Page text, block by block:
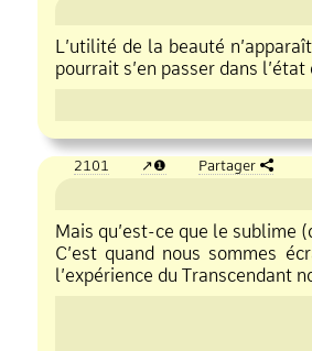
L’utilité de la beauté
pourrait s’en passer dans
2101 ❶ Partager
Mais qu’est ce que le sublime
C’est quand nous sommes
l’expérience du Transcendant